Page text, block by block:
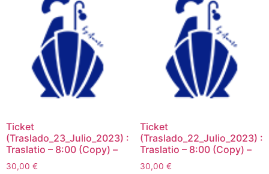
Ticket
(Traslado_23_Julio_2023) :
Traslatio – 8:00 (Copy) –
30,00 €
Ticket
(Traslado_22_Julio_2023) :
Traslatio – 8:00 (Copy) –
30,00 €